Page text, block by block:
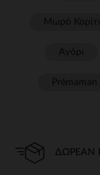
ΔΩΡΕΆΝ